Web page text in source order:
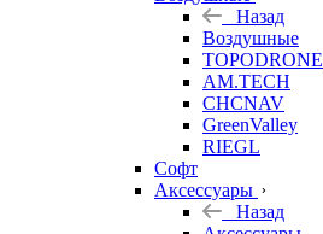
Назад
Воздушные
TOPODRONE
AM.TECH
CHCNAV
GreenValley
RIEGL
Софт
Аксессуары
Назад